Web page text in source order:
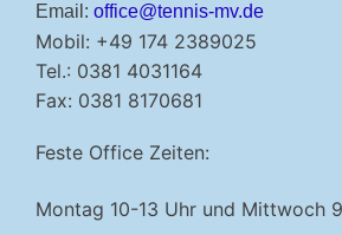
Email: office@tennis-mv.de
Mobil: +49 174 2389025
Tel.: 0381 4031164
Fax: 0381 8170681
Feste Office Zeiten:
Montag 10-13 Uhr und Mittwoch